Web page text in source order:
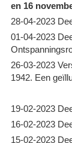
en 16
28-04-2023
01-04-2023
26-03-2023
1942. Een
te koop
19-02-2023
16-02-2023
15-02-2023